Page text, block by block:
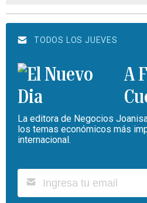
TODOS LOS JUEVES
A
La editora de Negocios
los temas económicos más
internacional.